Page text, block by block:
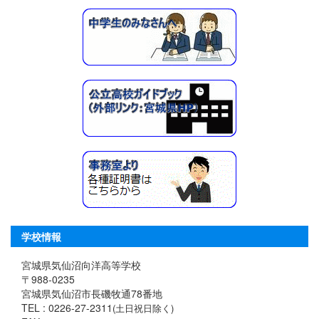
学校情報
宮城県気仙沼向洋高等学校
〒988-0235
宮城県気仙沼市長磯牧通78番地
TEL : 0226-27-2311 (土日祝日除く)